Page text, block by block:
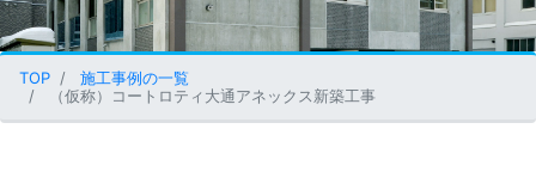
TOP
施工事例の一覧
（仮称）コートロティ大通アネックス新築工事